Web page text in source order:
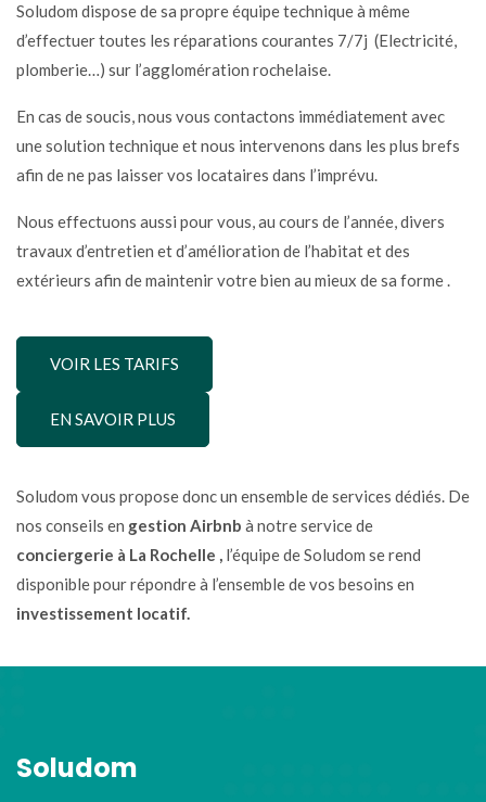
Soludom dispose de sa propre équipe technique à même
d’effectuer toutes les réparations courantes 7/7j (Electricité,
plomberie…) sur l’agglomération rochelaise.
En cas de soucis, nous vous contactons immédiatement avec
une solution technique et nous intervenons dans les plus brefs
afin de ne pas laisser vos locataires dans l’imprévu.
Nous effectuons aussi pour vous, au cours de l’année, divers
travaux d’entretien et d’amélioration de l’habitat et des
extérieurs afin de maintenir votre bien au mieux de sa forme .
VOIR LES TARIFS
EN SAVOIR PLUS
Soludom vous propose donc un ensemble de services dédiés. De
nos conseils en gestion Airbnb à notre service de
conciergerie à La Rochelle , l’équipe de Soludom se rend
disponible pour répondre à l’ensemble de vos besoins en
investissement locatif.
Soludom